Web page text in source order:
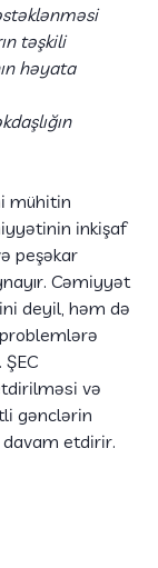
təşkili
həyata
mühitin
inkişaf
peşəkar
Cəmiyyət
deyil, həm də
və
gənclərin
etdirir.